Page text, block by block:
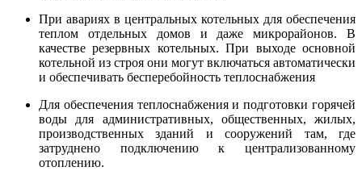
При авариях в центральных котельных для обеспечения
теплом отдельных домов и даже микрорайонов. В
качестве резервных котельных. При выходе основной
котельной из строя они могут включаться автоматически
и обеспечивать бесперебойность теплоснабжения
Для обеспечения теплоснабжения и подготовки горячей
воды для административных, общественных, жилых,
производственных зданий и сооружений там, где
затруднено подключению к централизованному
отоплению.